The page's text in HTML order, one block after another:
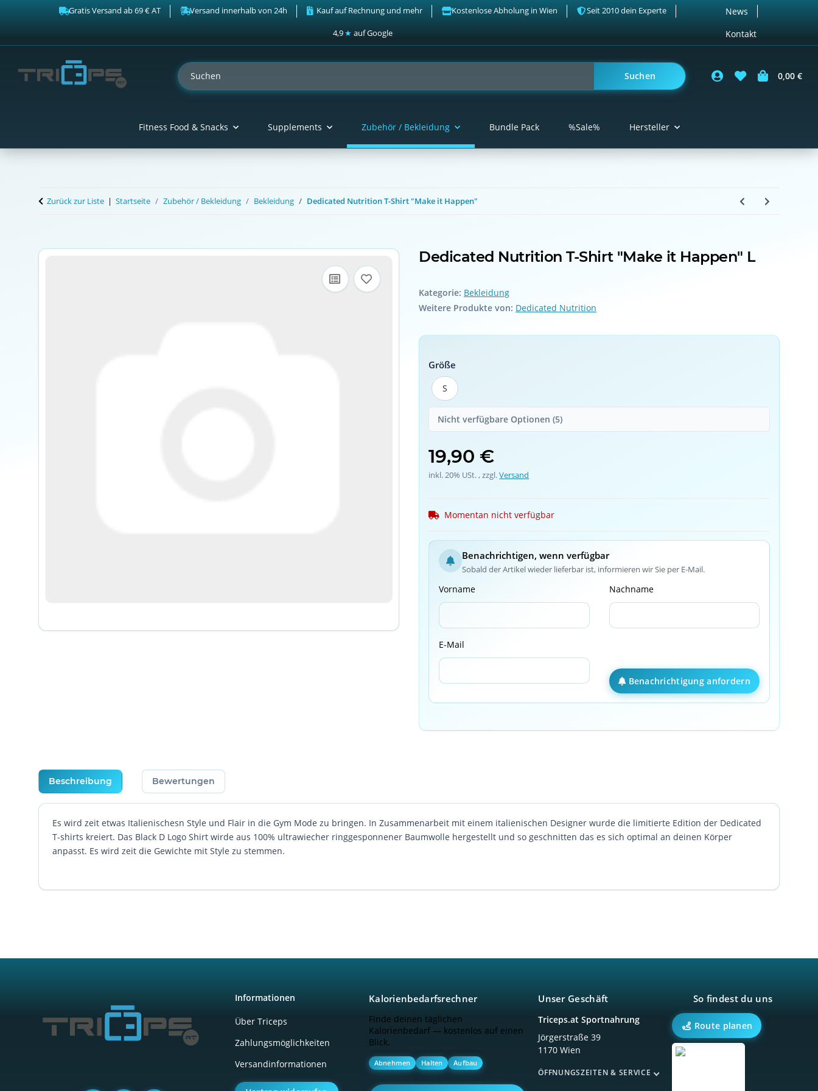
News
Kontakt
Gratis Versand ab 69 € AT Versand innerhalb von 24h Kauf auf Rechnung und mehr Kostenlose Abholung in Wien Seit 2010 dein Experte
4,9★ auf Google
Suchen 0,00 €
Fitness Food & Snacks Supplements Zubehör / Bekleidung Bundle Pack %Sale% Hersteller
Zurück zur Liste Startseite Zubehör / Bekleidung Bekleidung Dedicated Nutrition T-Shirt "Make it Happen"
Dedicated Nutrition T-Shirt "Make it Happen" L
Kategorie: Bekleidung
Weitere Produkte von: Dedicated Nutrition
Größe
S
S
Nicht verfügbare Optionen (5)
19,90 €
inkl. 20% USt. , zzgl.Versand
Momentan nicht verfügbar
Benachrichtigen, wenn verfügbar
Sobald der Artikel wieder lieferbar ist, informieren wir Sie per E-Mail.
Vorname Nachname
E-Mail
Benachrichtigung anfordern
weitere Registerkarten anzeigen
Beschreibung Bewertungen
Es wird zeit etwas Italienischesn Style und Flair in die Gym Mode zu bringen. In Zusammenarbeit mit einem italienischen Designer wurde die limitierte Edition der Dedicated
T-shirts kreiert. Das Black D Logo Shirt wirde aus 100% ultrawiecher ringgesponnener Baumwolle hergestellt und so geschnitten das es sich optimal an deinen Körper
anpasst. Es wird zeit die Gewichte mit Style zu stemmen.
Informationen
Über Triceps
Zahlungsmöglichkeiten
Versandinformationen
Kalorienbedarfsrechner
Finde deinen täglichen
Kalorienbedarf — kostenlos auf einen
Blick.
Abnehmen Halten Aufbau
Unser Geschäft
Triceps.at Sportnahrung
Jörgerstraße 39
1170 Wien
ÖFFNUNGSZEITEN & SERVICE
So findest du uns
Route planen